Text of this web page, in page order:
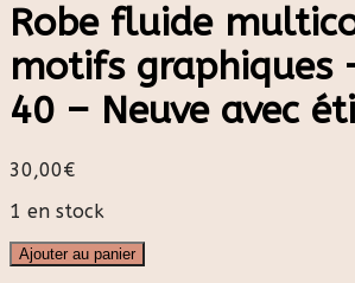
Robe fluide
motifs graphiques
40 – Neuve avec
30,00€
1 en stock
Ajouter au panier